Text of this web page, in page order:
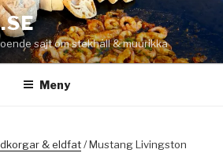
sajt om stekhäll & muurikka
Meny
& eldfat/ Mustang Livingston